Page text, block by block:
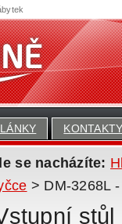
se nacházíte:
> DM-3268L
stůl